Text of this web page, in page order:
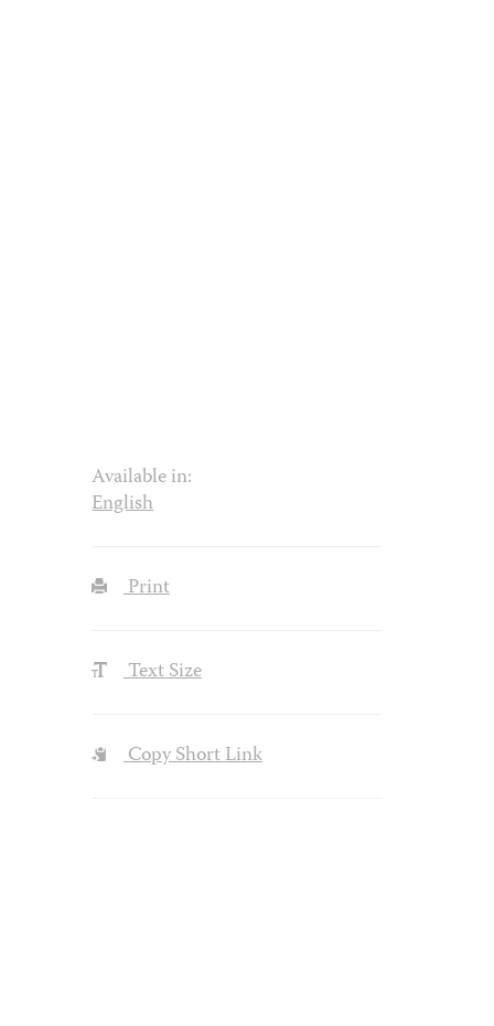
Available in:
English
Print
Text Size
Copy Short Link